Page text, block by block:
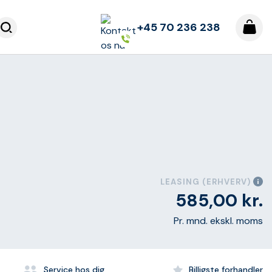
+45 70 236 238
LEASING (ERHVERV)
585,00 kr.
Pr. mnd. ekskl. moms
Service hos dig Billigste forhandler